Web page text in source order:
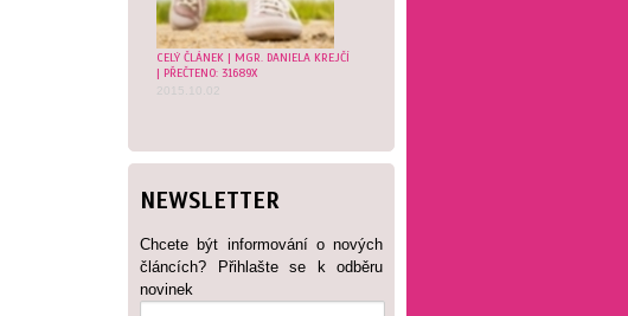
CELÝ ČLÁNEK | MGR. DANIELA KREJČÍ
| PŘEČTENO: 31689X
2015.10.02
NEWSLETTER
Chcete být informování o nových
článcích? Přihlašte se k odběru
novinek